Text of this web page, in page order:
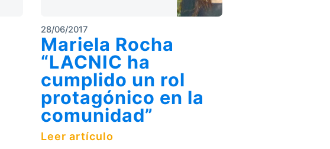
28/06/2017
Mariela Rocha
“LACNIC ha
cumplido un rol
protagónico en la
comunidad”
Leer artículo